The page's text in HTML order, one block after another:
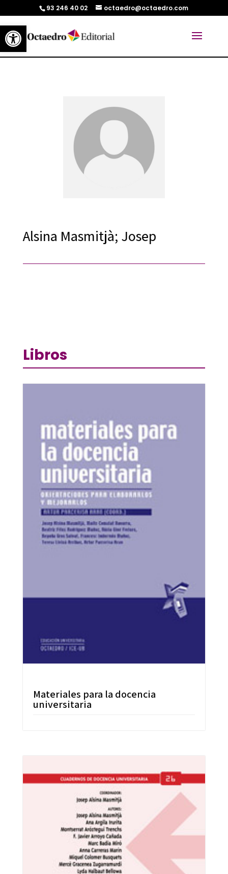
Abrir barra de herramientas
93 246 40 02 octaedro@octaedro.com
Alsina Masmitjà; Josep
Libros
Materiales para la docencia
universitaria